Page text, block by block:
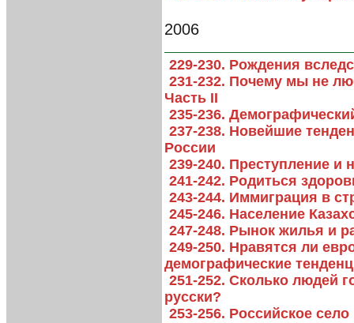
2006
229-230. Рождения
231-232. Почему мы не
Часть II
235-236.
237-238. Новейшие
России
239-240. Преступление и
241-242. Родиться
243-244. Иммиграция в
245-246. Население
247-248. Рынок жилья и
249-250. Нравятся ли
демографические
251-252. Сколько людей
русски?
253-256. Российское